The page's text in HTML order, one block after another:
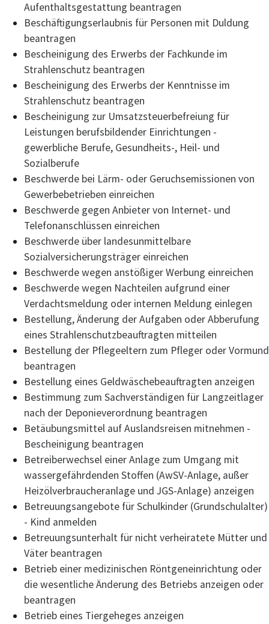
Aufenthaltsgestattung beantragen
Beschäftigungserlaubnis für Personen mit Duldung
beantragen
Bescheinigung des Erwerbs der Fachkunde im
Strahlenschutz beantragen
Bescheinigung des Erwerbs der Kenntnisse im
Strahlenschutz beantragen
Bescheinigung zur Umsatzsteuerbefreiung für
Leistungen berufsbildender Einrichtungen -
gewerbliche Berufe, Gesundheits-, Heil- und
Sozialberufe
Beschwerde bei Lärm- oder Geruchsemissionen von
Gewerbebetrieben einreichen
Beschwerde gegen Anbieter von Internet- und
Telefonanschlüssen einreichen
Beschwerde über landesunmittelbare
Sozialversicherungsträger einreichen
Beschwerde wegen anstößiger Werbung einreichen
Beschwerde wegen Nachteilen aufgrund einer
Verdachtsmeldung oder internen Meldung einlegen
Bestellung, Änderung der Aufgaben oder Abberufung
eines Strahlenschutzbeauftragten mitteilen
Bestellung der Pflegeeltern zum Pfleger oder Vormund
beantragen
Bestellung eines Geldwäschebeauftragten anzeigen
Bestimmung zum Sachverständigen für Langzeitlager
nach der Deponieverordnung beantragen
Betäubungsmittel auf Auslandsreisen mitnehmen -
Bescheinigung beantragen
Betreiberwechsel einer Anlage zum Umgang mit
wassergefährdenden Stoffen (AwSV-Anlage, außer
Heizölverbraucheranlage und JGS-Anlage) anzeigen
Betreuungsangebote für Schulkinder (Grundschulalter)
- Kind anmelden
Betreuungsunterhalt für nicht verheiratete Mütter und
Väter beantragen
Betrieb einer medizinischen Röntgeneinrichtung oder
die wesentliche Änderung des Betriebs anzeigen oder
beantragen
Betrieb eines Tiergeheges anzeigen